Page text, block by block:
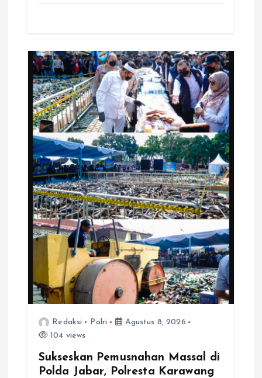
Redaksi Polri
Agustus 8, 2026
104 views
Sukseskan Pemusnahan Massal di
Polda Jabar, Polresta Karawang